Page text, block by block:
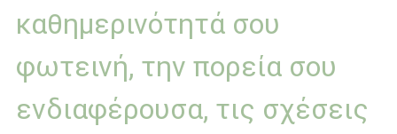
καθημερινότητά σου
φωτεινή, την πορεία σου
ενδιαφέρουσα, τις σχέσεις